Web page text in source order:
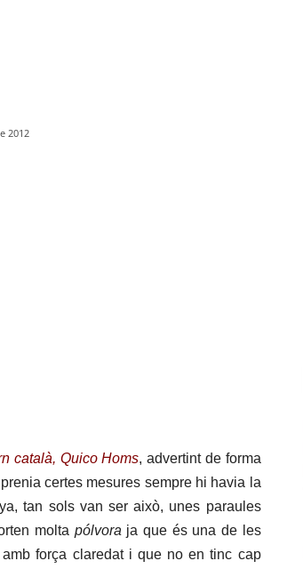
2012
català, Quico Homs, advertint de forma
certes mesures sempre hi havia la
tan sols van ser això, unes paraules
molta pólvora ja que és una de les
força claredat i que no en tinc cap